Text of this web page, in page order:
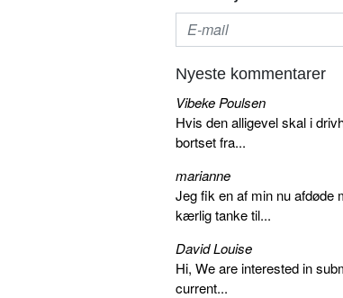
Nyeste kommentarer
Vibeke Poulsen
Hvis den alligevel skal i
bortset fra...
marianne
Jeg fik en af min nu afdøde
kærlig tanke til...
David Louise
Hi, We are interested in
current...